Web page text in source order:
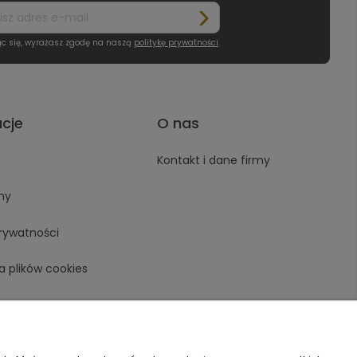
się, wyrażasz zgodę na naszą politykę prywatności.
plików cookies
O nas
Kontakt i dane firmy